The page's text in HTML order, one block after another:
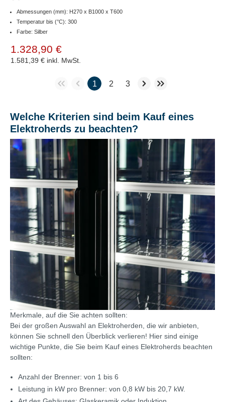
Abmessungen (mm): H270 x B1000 x T600
Temperatur bis (°C): 300
Farbe: Silber
1.328,90 €
1.581,39 € inkl. MwSt.
1 2 3
Welche Kriterien sind beim Kauf eines
Elektroherds zu beachten?
Merkmale, auf die Sie achten sollten:
Bei der großen Auswahl an Elektroherden, die wir anbieten,
können Sie schnell den Überblick verlieren! Hier sind einige
wichtige Punkte, die Sie beim Kauf eines Elektroherds beachten
sollten:
Anzahl der Brenner: von 1 bis 6
Leistung in kW pro Brenner: von 0,8 kW bis 20,7 kW.